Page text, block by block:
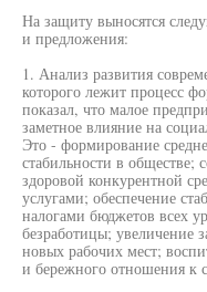
На защиту выносятся
и предложения:
1. Анализ развития
которого лежит процесс
показал, что малое
заметное влияние на
Это - формирование
стабильности в обществе;
здоровой конкурентной
услугами; обеспечение
налогами бюджетов всех
безработицы; увеличение
новых рабочих мест;
и бережного отношения к